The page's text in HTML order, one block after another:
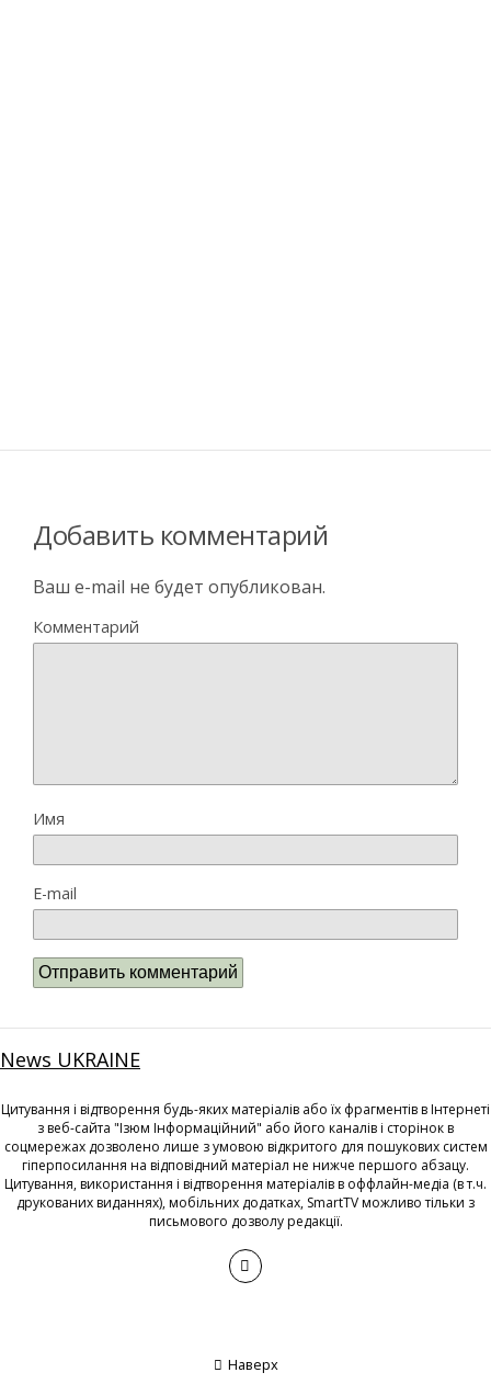
Добавить комментарий
Ваш e-mail не будет опубликован.
Комментарий
Имя
E-mail
News UKRAINE
Цитування і відтворення будь-яких матеріалів або їх фрагментів в Інтернеті
з веб-сайта "Ізюм Інформаційний" або його каналів і сторінок в
соцмережах дозволено лише з умовою відкритого для пошукових систем
гіперпосилання на відповідний матеріал не нижче першого абзацу.
Цитування, використання і відтворення матеріалів в оффлайн-медіа (в т.ч.
друкованих виданнях), мобільних додатках, SmartTV можливо тільки з
письмового дозволу редакції.
Наверх